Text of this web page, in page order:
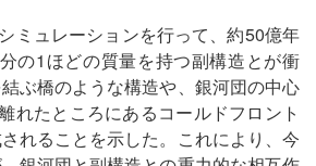
ミュレーションを行って、約50億年
の1ほどの質量を持つ副構造とが衝
ぶ橋のような構造や、銀河団の中心
れたところにあるコールドフロント
れることを示した。これにより、今